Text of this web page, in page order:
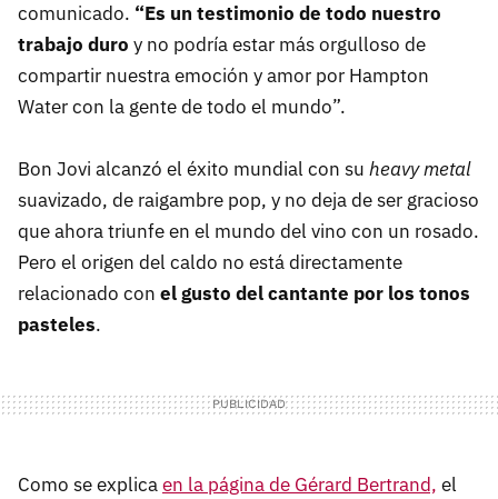
comunicado. “Es un testimonio de todo nuestro
trabajo duro y no podría estar más orgulloso de
compartir nuestra emoción y amor por Hampton
Water con la gente de todo el mundo”.
Bon Jovi alcanzó el éxito mundial con su heavy metal
suavizado, de raigambre pop, y no deja de ser gracioso
que ahora triunfe en el mundo del vino con un rosado.
Pero el origen del caldo no está directamente
relacionado con el gusto del cantante por los tonos
pasteles.
Como se explicaen la página de Gérard Bertrand, el